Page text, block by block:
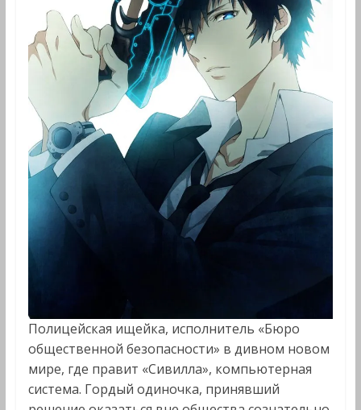
Полицейская ищейка, исполнитель «Бюро
общественной безопасности» в дивном новом
мире, где правит «Сивилла», компьютерная
система. Гордый одиночка, принявший